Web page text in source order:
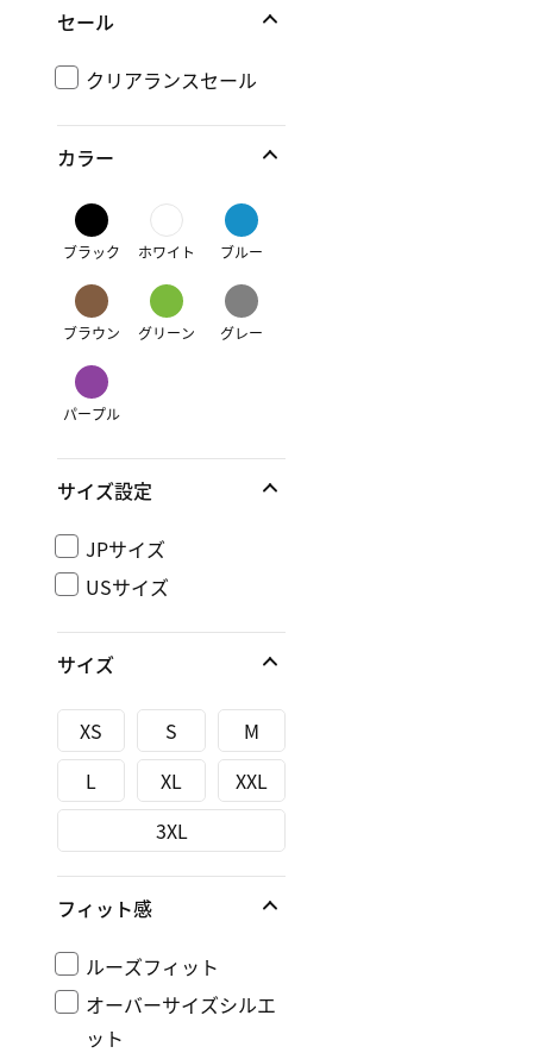
セール
クリアランスセール
カラー
ブラック ホワイト ブルー
ブラウン グリーン グレー
パープル
サイズ設定
JPサイズ
USサイズ
サイズ
XS S
M
L
XL
XXL
3XL
フィット感
ルーズフィット
オーバーサイズシルエ
ット